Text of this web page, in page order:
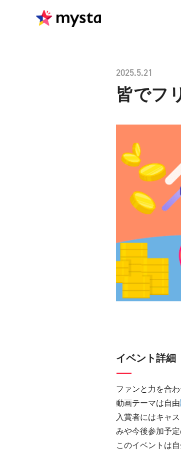
2025.5.21
皆でフ
イベント詳細
ファンと力を合
動画テーマは自由
入賞者にはキャ
みや今後参加予
このイベントは